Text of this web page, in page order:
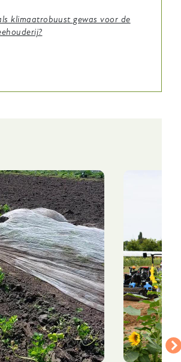
klimaatrobuust gewas voor de